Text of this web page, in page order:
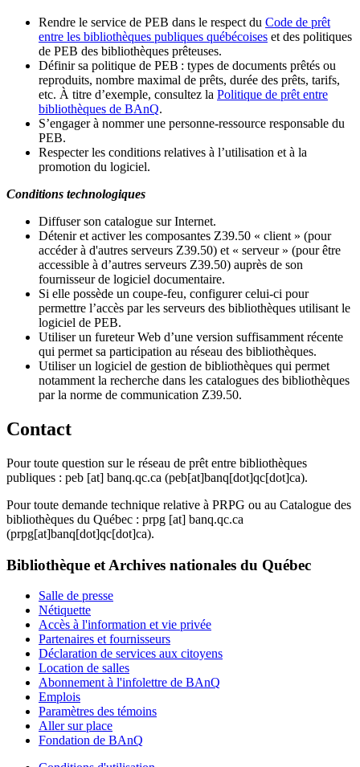
Rendre le service de PEB dans le respect du Code de prêt
entre les bibliothèques publiques québécoises et des politiques
de PEB des bibliothèques prêteuses.
Définir sa politique de PEB : types de documents prêtés ou
reproduits, nombre maximal de prêts, durée des prêts, tarifs,
etc. À titre d’exemple, consultez la Politique de prêt entre
bibliothèques de BAnQ.
S’engager à nommer une personne-ressource responsable du
PEB.
Respecter les conditions relatives à l’utilisation et à la
promotion du logiciel.
Conditions technologiques
Diffuser son catalogue sur Internet.
Détenir et activer les composantes Z39.50 « client » (pour
accéder à d'autres serveurs Z39.50) et « serveur » (pour être
accessible à d’autres serveurs Z39.50) auprès de son
fournisseur de logiciel documentaire.
Si elle possède un coupe-feu, configurer celui-ci pour
permettre l’accès par les serveurs des bibliothèques utilisant le
logiciel de PEB.
Utiliser un fureteur Web d’une version suffisamment récente
qui permet sa participation au réseau des bibliothèques.
Utiliser un logiciel de gestion de bibliothèques qui permet
notamment la recherche dans les catalogues des bibliothèques
par la norme de communication Z39.50.
Contact
Pour toute question sur le réseau de prêt entre bibliothèques
publiques : peb [at] banq.qc.ca (peb[at]banq[dot]qc[dot]ca).
Pour toute demande technique relative à PRPG ou au Catalogue des
bibliothèques du Québec : prpg [at] banq.qc.ca
(prpg[at]banq[dot]qc[dot]ca).
Bibliothèque et Archives nationales du Québec
Salle de presse
Nétiquette
Accès à l'information et vie privée
Partenaires et fournisseurs
Déclaration de services aux citoyens
Location de salles
Abonnement à l'infolettre de BAnQ
Emplois
Paramètres des témoins
Aller sur place
Fondation de BAnQ